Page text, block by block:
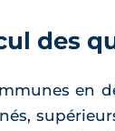
des
en